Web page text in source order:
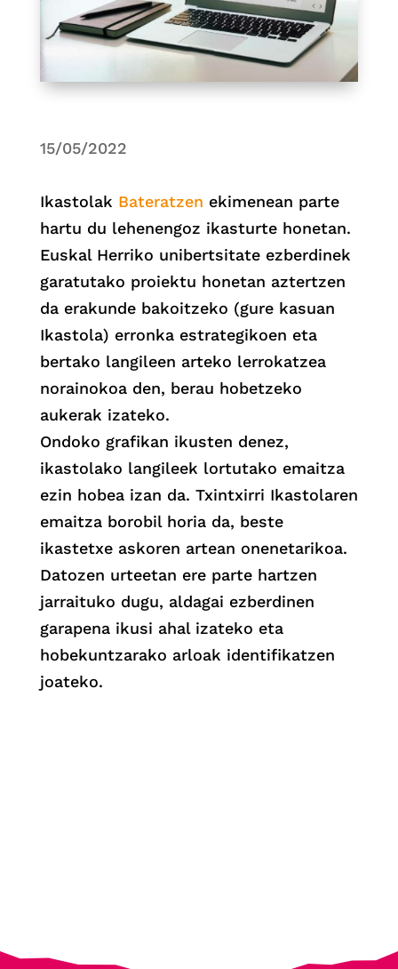
15/05/2022
Ikastolak Bateratzen ekimenean parte
hartu du lehenengoz ikasturte honetan.
Euskal Herriko unibertsitate ezberdinek
garatutako proiektu honetan aztertzen
da erakunde bakoitzeko (gure kasuan
Ikastola) erronka estrategikoen eta
bertako langileen arteko lerrokatzea
norainokoa den, berau hobetzeko
aukerak izateko.
Ondoko grafikan ikusten denez,
ikastolako langileek lortutako emaitza
ezin hobea izan da. Txintxirri Ikastolaren
emaitza borobil horia da, beste
ikastetxe askoren artean onenetarikoa.
Datozen urteetan ere parte hartzen
jarraituko dugu, aldagai ezberdinen
garapena ikusi ahal izateko eta
hobekuntzarako arloak identifikatzen
joateko.